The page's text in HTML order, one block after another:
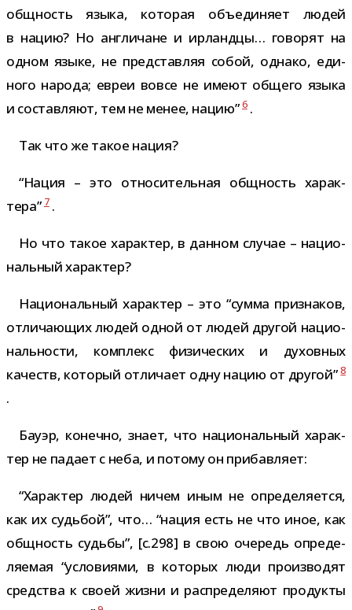
общ­ность языка, кото­рая объ­еди­няет людей
в нацию? Но англи­чане и ирландцы… гово­рят на
одном языке, не пред­став­ляя собой, однако, еди­
ного народа; евреи вовсе не имеют общего языка
и состав­ляют, тем не менее, нацию”6.
Так что же такое нация?
“Нация – это отно­си­тель­ная общ­ность харак­
тера” 7.
Но что такое харак­тер, в дан­ном слу­чае – наци­о­
наль­ный характер?
Национальный харак­тер – это “сумма при­зна­ков,
отли­ча­ю­щих людей одной от людей дру­гой наци­о­
наль­но­сти, ком­плекс физи­че­ских и духов­ных
качеств, кото­рый отли­чает одну нацию от дру­гой”8
.
Бауэр, конечно, знает, что наци­о­наль­ный харак­
тер не падает с неба, и потому он прибавляет:
“Характер людей ничем иным не опре­де­ля­ется,
как их судь­бой”, что… “нация есть не что иное, как
общ­ность судьбы”, [c.298] в свою оче­редь опре­де­
ля­е­мая “усло­ви­ями, в кото­рых люди про­из­во­дят
сред­ства к своей жизни и рас­пре­де­ляют про­дукты